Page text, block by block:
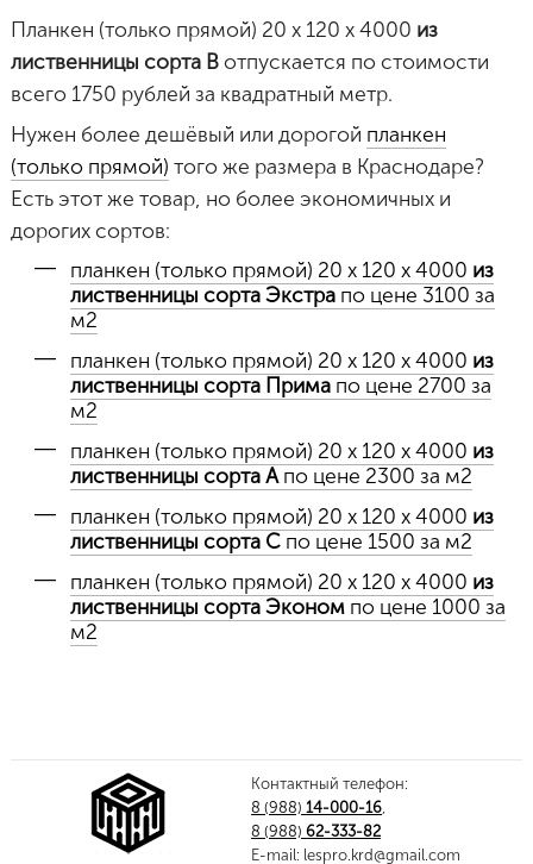
Планкен (только прямой) 20 х 120 х 4000 из
лиственницы сорта Bотпускается по стоимости
всего 1750 рублей за квадратный метр.
Нужен более дешёвый или дорогой планкен
(только прямой) того же размера в Краснодаре?
Есть этот же товар, но более экономичных и
дорогих сортов:
планкен (только прямой) 20 х 120 х 4000 из
лиственницы сорта Экстрапо цене 3100 за
м2
планкен (только прямой) 20 х 120 х 4000 из
лиственницы сорта Примапо цене 2700 за
м2
планкен (только прямой) 20 х 120 х 4000 из
лиственницы сорта Апо цене 2300 за м2
планкен (только прямой) 20 х 120 х 4000 из
лиственницы сорта Cпо цене 1500 за м2
планкен (только прямой) 20 х 120 х 4000 из
лиственницы сорта Экономпо цене 1000 за
м2
Контактный телефон:
8 (988) 14-000-16
8 (988)62-333-82
E-mail: lespro.krd@gmail.com